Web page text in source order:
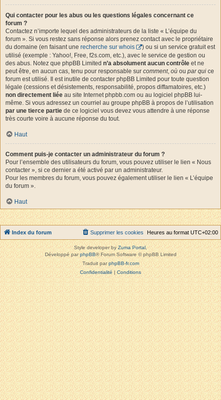
Qui contacter pour les abus ou les questions légales concernant ce
forum ?
Contactez n’importe lequel des administrateurs de la liste « L’équipe du
forum ». Si vous restez sans réponse alors prenez contact avec le propriétaire
du domaine (en faisant une recherche sur whois
) ou si un service gratuit est
utilisé (exemple : Yahoo!, Free, f2s.com, etc.), avec le service de gestion ou
des abus. Notez que phpBB Limited n’a absolument aucun contrôle et ne
peut être, en aucun cas, tenu pour responsable sur comment, où ou par qui ce
forum est utilisé. Il est inutile de contacter phpBB Limited pour toute question
légale (cessions et désistements, responsabilité, propos diffamatoires, etc.)
non directement liée au site Internet phpbb.com ou au logiciel phpBB lui-
même. Si vous adressez un courriel au groupe phpBB à propos de l’utilisation
par une tierce partie de ce logiciel vous devez vous attendre à une réponse
très courte voire à aucune réponse du tout.
Haut
Comment puis-je contacter un administrateur du forum ?
Pour l’ensemble des utilisateurs du forum, vous pouvez utiliser le lien « Nous
contacter », si ce dernier a été activé par un administrateur.
Pour les membres du forum, vous pouvez également utiliser le lien « L’équipe
du forum ».
Haut
Index du forum Heures au format UTC+02:00
Supprimer les cookies
Style developer byZuma Portal,
Développé parphpBB® Forum Software © phpBB Limited
Traduit parphpBB-fr.com
Confidentialité|Conditions